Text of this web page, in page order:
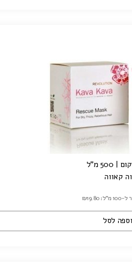
מ"ל
קאווה
מ"ל: ₪19.80
לסל